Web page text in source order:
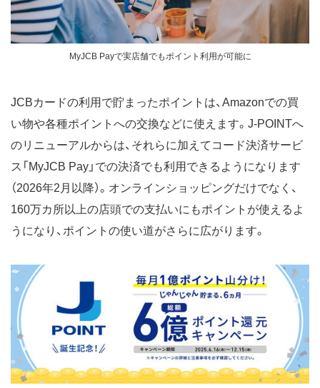
MyJCB Payで実店舗でもポイント利用が可能に
JCBカードの利用で貯まったポイントは、Amazonでの買
い物や各種ポイントへの交換などに使えます。J-POINTへ
のリニューアルからは、それらに加えてコード決済サービ
ス「MyJCB Pay」での決済でも利用できるようになります
（2026年2月以降）。オンラインショッピングだけでなく、
160万カ所以上の店頭での支払いにもポイントが使えるよ
うになり、ポイントの使い道がさらに広がります。